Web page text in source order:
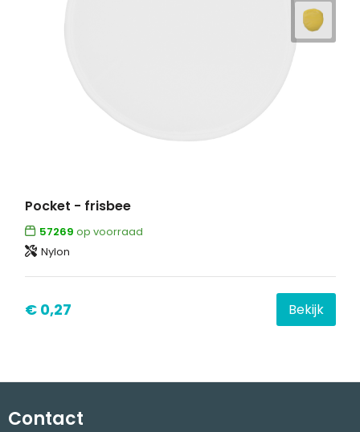
Pocket - frisbee
57269 op voorraad
Nylon
€ 0,27 Bekijk
Contact